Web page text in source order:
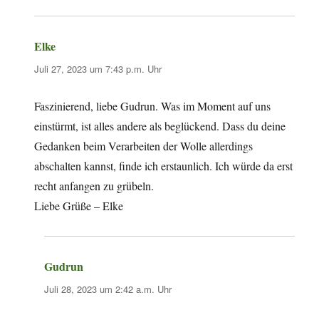
Elke
Juli 27, 2023 um 7:43 p.m. Uhr
Faszinierend, liebe Gudrun. Was im Moment auf uns
einstürmt, ist alles andere als beglückend. Dass du deine
Gedanken beim Verarbeiten der Wolle allerdings
abschalten kannst, finde ich erstaunlich. Ich würde da erst
recht anfangen zu grübeln.
Liebe Grüße – Elke
Gudrun
Juli 28, 2023 um 2:42 a.m. Uhr